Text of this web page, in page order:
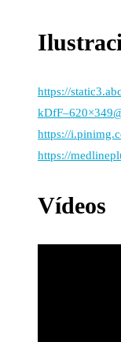
https://
https://
https://
Vídeos